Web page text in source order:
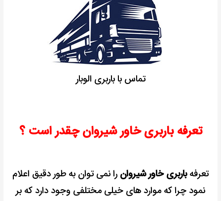
تماس با باربری الوبار
تعرفه باربری خاور شیروان چقدر است ؟
تعرفهباربری خاور شیروان را نمی توان به طور دقیق اعلام
نمود چرا که موارد های خیلی مختلفی وجود دارد که بر